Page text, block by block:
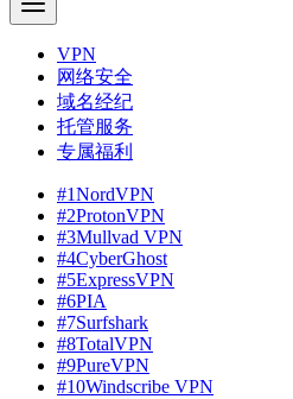
VPN
网络安全
域名经纪
托管服务
专属福利
#1NordVPN
#2ProtonVPN
#3Mullvad VPN
#4CyberGhost
#5ExpressVPN
#6PIA
#7Surfshark
#8TotalVPN
#9PureVPN
#10Windscribe VPN